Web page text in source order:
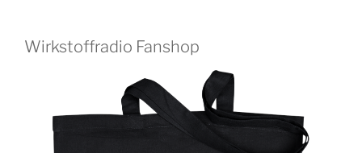
Wirkstoffradio Fanshop